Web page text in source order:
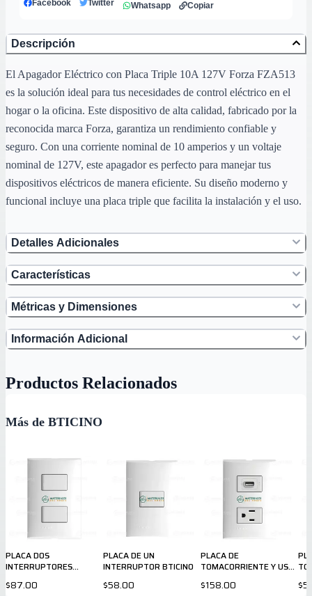
Facebook Twitter Whatsapp Copiar
Descripción
El Apagador Eléctrico con Placa Triple 10A 127V Forza FZA513
es la solución ideal para tus necesidades de control eléctrico en el
hogar o la oficina. Este dispositivo de alta calidad, fabricado por la
reconocida marca Forza, garantiza un rendimiento confiable y
seguro. Con una corriente nominal de 10 amperios y un voltaje
nominal de 127V, este apagador es perfecto para manejar tus
dispositivos eléctricos de manera eficiente. Su diseño moderno y
funcional incluye una placa triple que facilita la instalación y el uso.
Detalles Adicionales
Características
Métricas y Dimensiones
Información Adicional
Productos Relacionados
Más de BTICINO
PLACA DOS
INTERRUPTORES
$87.00
PLACA DE UN
INTERRUPTOR BTICINO
$58.00
PLACA DE
TOMACORRIENTE Y USB
$158.00